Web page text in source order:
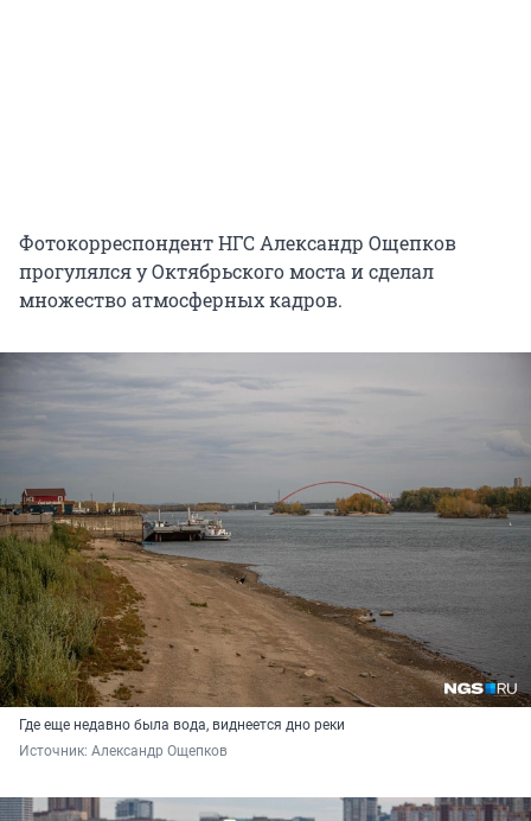
Фотокорреспондент НГС Александр Ощепков
прогулялся у Октябрьского моста и сделал
множество атмосферных кадров.
Где еще недавно была вода, виднеется дно реки
Источник: Александр Ощепков